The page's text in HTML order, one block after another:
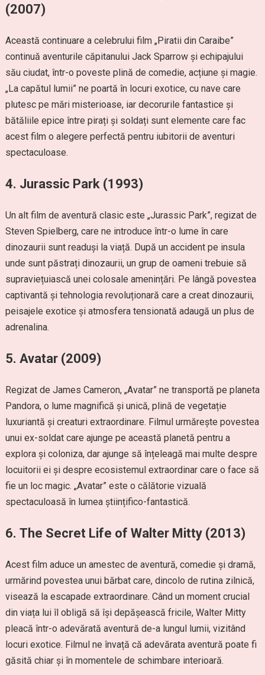
(2007)
Această continuare a celebrului film „Piratii din Caraibe”
continuă aventurile căpitanului Jack Sparrow și echipajului
său ciudat, într-o poveste plină de comedie, acțiune și magie.
„La capătul lumii” ne poartă în locuri exotice, cu nave care
plutesc pe mări misterioase, iar decorurile fantastice și
bătăliile epice între pirați și soldați sunt elemente care fac
acest film o alegere perfectă pentru iubitorii de aventuri
spectaculoase.
4. Jurassic Park (1993)
Un alt film de aventură clasic este „Jurassic Park”, regizat de
Steven Spielberg, care ne introduce într-o lume în care
dinozaurii sunt readuși la viață. După un accident pe insula
unde sunt păstrați dinozaurii, un grup de oameni trebuie să
supraviețuiască unei colosale amenințări. Pe lângă povestea
captivantă și tehnologia revoluționară care a creat dinozaurii,
peisajele exotice și atmosfera tensionată adaugă un plus de
adrenalina.
5. Avatar (2009)
Regizat de James Cameron, „Avatar” ne transportă pe planeta
Pandora, o lume magnifică și unică, plină de vegetație
luxuriantă și creaturi extraordinare. Filmul urmărește povestea
unui ex-soldat care ajunge pe această planetă pentru a
explora și coloniza, dar ajunge să înțeleagă mai multe despre
locuitorii ei și despre ecosistemul extraordinar care o face să
fie un loc magic. „Avatar” este o călătorie vizuală
spectaculoasă în lumea științifico-fantastică.
6. The Secret Life of Walter Mitty (2013)
Acest film aduce un amestec de aventură, comedie și dramă,
urmărind povestea unui bărbat care, dincolo de rutina zilnică,
visează la escapade extraordinare. Când un moment crucial
din viața lui îl obligă să își depășească fricile, Walter Mitty
pleacă într-o adevărată aventură de-a lungul lumii, vizitând
locuri exotice. Filmul ne învață că adevărata aventură poate fi
găsită chiar și în momentele de schimbare interioară.